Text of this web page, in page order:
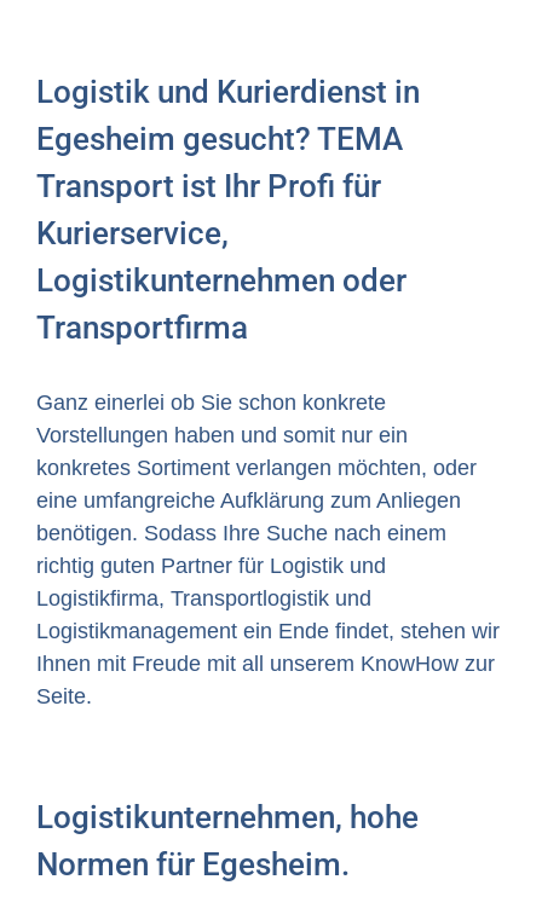
Logistik und Kurierdienst in
Egesheim gesucht? TEMA
Transport ist Ihr Profi für
Kurierservice,
Logistikunternehmen oder
Transportfirma
Ganz einerlei ob Sie schon konkrete
Vorstellungen haben und somit nur ein
konkretes Sortiment verlangen möchten, oder
eine umfangreiche Aufklärung zum Anliegen
benötigen. Sodass Ihre Suche nach einem
richtig guten Partner für Logistik und
Logistikfirma, Transportlogistik und
Logistikmanagement ein Ende findet, stehen wir
Ihnen mit Freude mit all unserem KnowHow zur
Seite.
Logistikunternehmen, hohe
Normen für Egesheim.